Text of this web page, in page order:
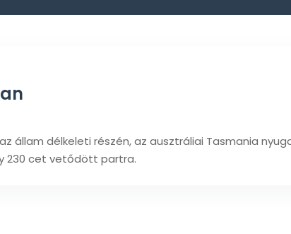
állam délkeleti részén, az ausztráliai Tasmania
230 cet vetődött partra.